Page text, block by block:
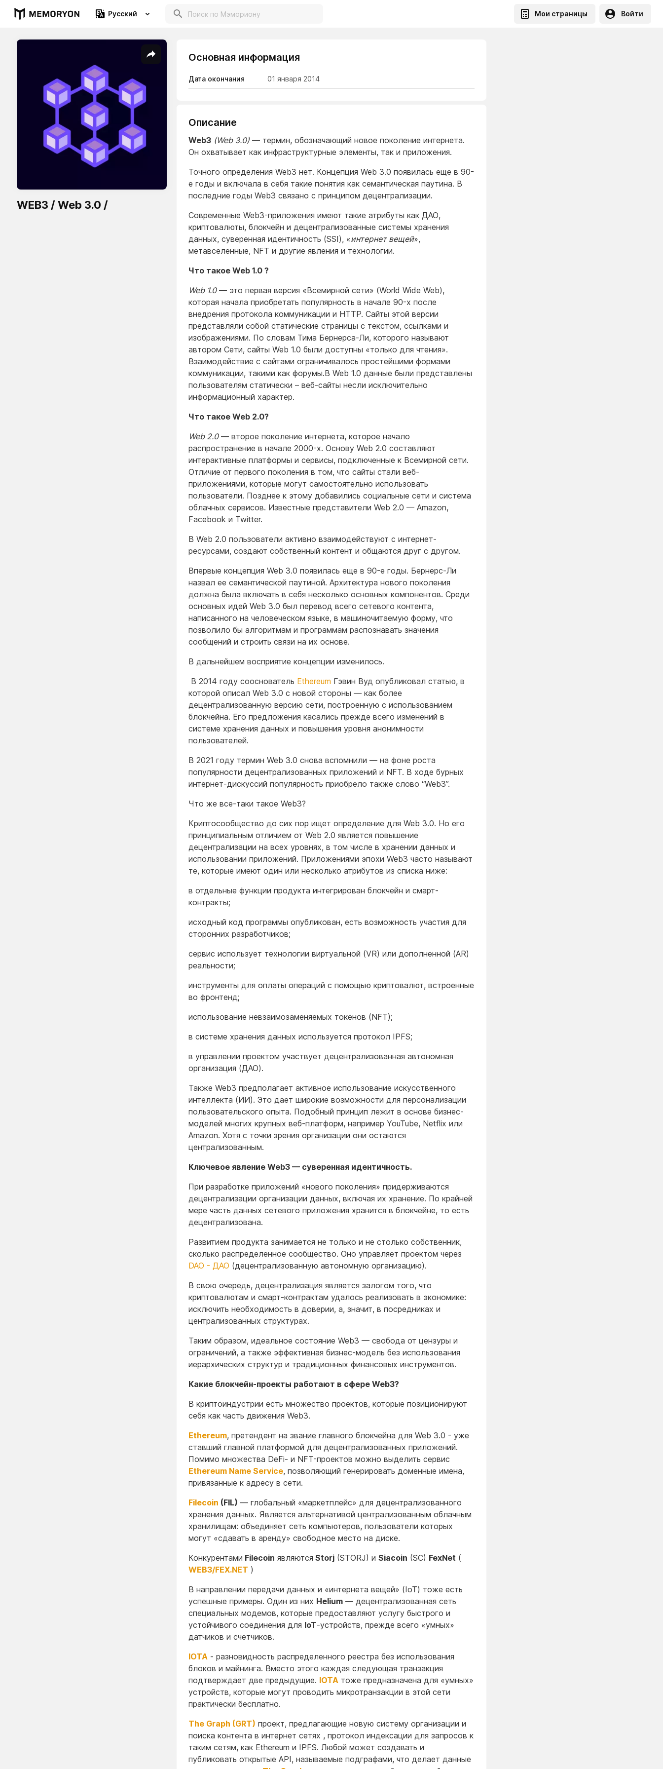
Русский Мои страницы Войти
WEB3 / Web 3.0 /
Основная информация
Дата окончания 01 января 2014
Описание
Web3 (Web 3.0) — термин, обозначающий новое поколение интернета.
Он охватывает как инфраструктурные элементы, так и приложения.
Точного определения Web3 нет. Концепция Web 3.0 появилась еще в 90-
е годы и включала в себя такие понятия как семантическая паутина. В
последние годы Web3 связано с принципом децентрализации.
Современные Web3-приложения имеют такие атрибуты как ДАО,
криптовалюты, блокчейн и децентрализованные системы хранения
данных, суверенная идентичность (SSI), «интернет вещей»,
метавселенные, NFT и другие явления и технологии.
Что такое Web 1.0 ?
Web 1.0— это первая версия «Всемирной сети» (World Wide Web),
которая начала приобретать популярность в начале 90-х после
внедрения протокола коммуникации и HTTP. Сайты этой версии
представляли собой статические страницы с текстом, ссылками и
изображениями. По словам Тима Бернерса-Ли, которого называют
автором Сети, сайты Web 1.0 были доступны «только для чтения».
Взаимодействие с сайтами ограничивалось простейшими формами
коммуникации, такими как форумы.В Web 1.0 данные были представлены
пользователям статически – веб-сайты несли исключительно
информационный характер.
Что такое Web 2.0?
Web 2.0— второе поколение интернета, которое начало
распространение в начале 2000-х. Основу Web 2.0 составляют
интерактивные платформы и сервисы, подключенные к Всемирной сети.
Отличие от первого поколения в том, что сайты стали веб-
приложениями, которые могут самостоятельно использовать
пользователи. Позднее к этому добавились социальные сети и система
облачных сервисов. Известные представители Web 2.0 — Amazon,
Facebook и Twitter.
В Web 2.0 пользователи активно взаимодействуют с интернет-
ресурсами, создают собственный контент и общаются друг с другом.
Впервые концепция Web 3.0 появилась еще в 90-е годы. Бернерс-Ли
назвал ее семантической паутиной. Архитектура нового поколения
должна была включать в себя несколько основных компонентов. Среди
основных идей Web 3.0 был перевод всего сетевого контента,
написанного на человеческом языке, в машиночитаемую форму, что
позволило бы алгоритмам и программам распознавать значения
сообщений и строить связи на их основе.
В дальнейшем восприятие концепции изменилось.
В 2014 году сооснователь Ethereum Гэвин Вуд опубликовал статью, в
которой описал Web 3.0 с новой стороны — как более
децентрализованную версию сети, построенную с использованием
блокчейна. Его предложения касались прежде всего изменений в
системе хранения данных и повышения уровня анонимности
пользователей.
В 2021 году термин Web 3.0 снова вспомнили — на фоне роста
популярности децентрализованных приложений и NFT. В ходе бурных
интернет-дискуссий популярность приобрело также слово “Web3”.
Что же все-таки такое Web3?
Криптосообщество до сих пор ищет определение для Web 3.0. Но его
принципиальным отличием от Web 2.0 является повышение
децентрализации на всех уровнях, в том числе в хранении данных и
использовании приложений. Приложениями эпохи Web3 часто называют
те, которые имеют один или несколько атрибутов из списка ниже:
в отдельные функции продукта интегрирован блокчейн и смарт-
контракты;
исходный код программы опубликован, есть возможность участия для
сторонних разработчиков;
сервис использует технологии виртуальной (VR) или дополненной (AR)
реальности;
инструменты для оплаты операций с помощью криптовалют, встроенные
во фронтенд;
использование невзаимозаменяемых токенов (NFT);
в системе хранения данных используется протокол IPFS;
в управлении проектом участвует децентрализованная автономная
организация (ДАО).
Также Web3 предполагает активное использование искусственного
интеллекта (ИИ). Это дает широкие возможности для персонализации
пользовательского опыта. Подобный принцип лежит в основе бизнес-
моделей многих крупных веб-платформ, например YouTube, Netflix или
Amazon. Хотя с точки зрения организации они остаются
централизованным.
Ключевое явление Web3 — суверенная идентичность.
При разработке приложений «нового поколения» придерживаются
децентрализации организации данных, включая их хранение. По крайней
мере часть данных сетевого приложения хранится в блокчейне, то есть
децентрализована.
Развитием продукта занимается не только и не столько собственник,
сколько распределенное сообщество. Оно управляет проектом через
DAO - ДАО (децентрализованную автономную организацию).
В свою очередь, децентрализация является залогом того, что
криптовалютам и смарт-контрактам удалось реализовать в экономике:
исключить необходимость в доверии, а, значит, в посредниках и
централизованных структурах.
Таким образом, идеальное состояние Web3 — свобода от цензуры и
ограничений, а также эффективная бизнес-модель без использования
иерархических структур и традиционных финансовых инструментов.
Какие блокчейн-проекты работают в сфере Web3?
В криптоиндустрии есть множество проектов, которые позиционируют
себя как часть движения Web3.
Ethereum, претендент на звание главного блокчейна для Web 3.0 - уже
ставший главной платформой для децентрализованных приложений.
Помимо множества DeFi- и NFT-проектов можно выделить сервис
Ethereum Name Service, позволяющий генерировать доменные имена,
привязанные к адресу в сети.
Filecoin (FIL) — глобальный «маркетплейс» для децентрализованного
хранения данных. Является альтернативой централизованным облачным
хранилищам: объединяет сеть компьютеров, пользователи которых
могут «сдавать в аренду» свободное место на диске.
Конкурентами Filecoin являются Storj (STORJ) и Siacoin (SC) FexNet (
WEB3/FEX.NET )
В направлении передачи данных и «интернета вещей» (IoT) тоже есть
успешные примеры. Один из них Helium — децентрализованная сеть
специальных модемов, которые предоставляют услугу быстрого и
устойчивого соединения для IoT-устройств, прежде всего «умных»
датчиков и счетчиков.
IOTA - разновидность распределенного реестра без использования
блоков и майнинга. Вместо этого каждая следующая транзакция
подтверждает две предыдущие. IOTA тоже предназначена для «умных»
устройств, которые могут проводить микротранзакции в этой сети
практически бесплатно.
The Graph (GRT) проект, предлагающие новую систему организации и
поиска контента в интернет сетях , протокол индексации для запросов к
таким сетям, как Ethereum и IPFS. Любой может создавать и
публиковать открытые API, называемые подграфами, что делает данные